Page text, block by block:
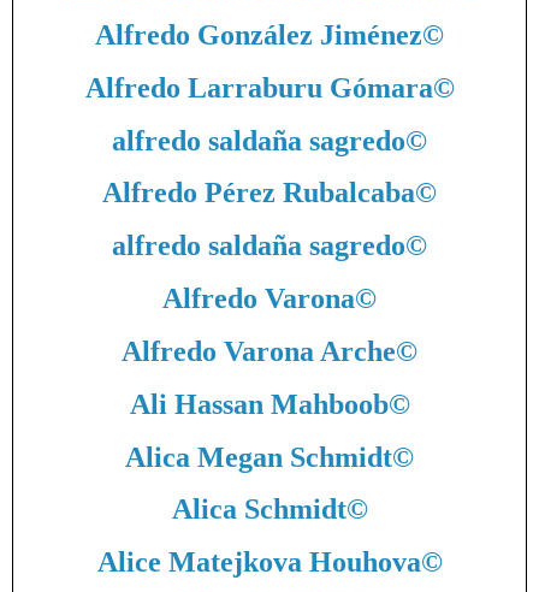
Alfredo González Jiménez©
Alfredo Larraburu Gómara©
alfredo saldaña sagredo©
Alfredo Pérez Rubalcaba©
alfredo saldaña sagredo©
Alfredo Varona©
Alfredo Varona Arche©
Ali Hassan Mahboob©
Alica Megan Schmidt©
Alica Schmidt©
Alice Matejkova Houhova©